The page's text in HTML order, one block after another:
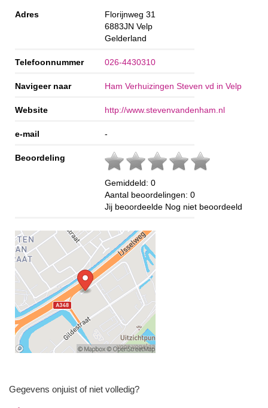
Adres
Florijnweg 31
6883JN Velp
Gelderland
Telefoonnummer 026-4430310
Navigeer naar Ham Verhuizingen Steven vd in Velp
Website http://www.stevenvandenham.nl
e-mail -
Beoordeling
Gemiddeld: 0
Aantal beoordelingen: 0
Jij beoordeelde Nog niet beoordeeld
Gegevens onjuist of niet volledig?